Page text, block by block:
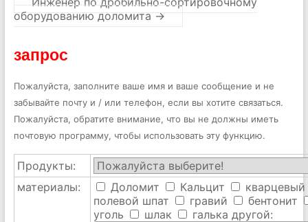
оборудованию доломита →
запрос
Пожалуйста, заполните ваше имя и ваше сообщение и не
забывайте почту и / или телефон, если вы хотите связаться.
Пожалуйста, обратите внимание, что вы не должны иметь
почтовую программу, чтобы использовать эту функцию.
Продукты:
материалы:
Доломит Кальцит
кварцевый
полевой шпат
гравий
бентонит
уголь
шлак галька другой: